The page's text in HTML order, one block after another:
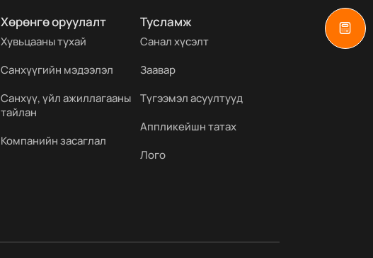
Хөрөнгө оруулалт
Хувьцааны тухай
Санхүүгийн мэдээлэл
Санхүү, үйл ажиллагааны
тайлан
Компанийн засаглал
Тусламж
Санал хүсэлт
Заавар
Түгээмэл асуултууд
Аппликейшн татах
Лого